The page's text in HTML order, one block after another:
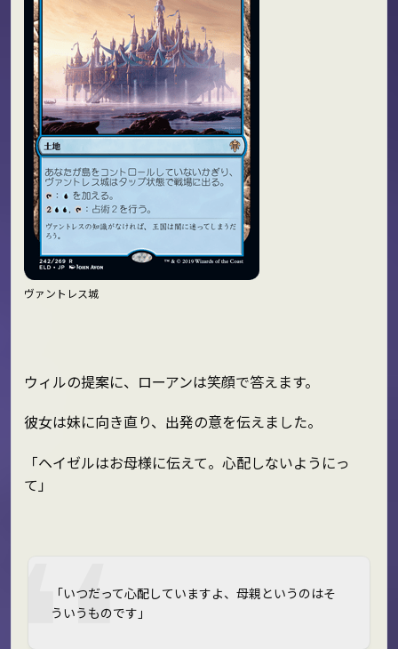
ヴァントレス城
ウィルの提案に、ローアンは笑顔で答えます。
彼女は妹に向き直り、出発の意を伝えました。
「ヘイゼルはお母様に伝えて。心配しないようにっ
て」
「いつだって心配していますよ、母親というのはそ
ういうものです」